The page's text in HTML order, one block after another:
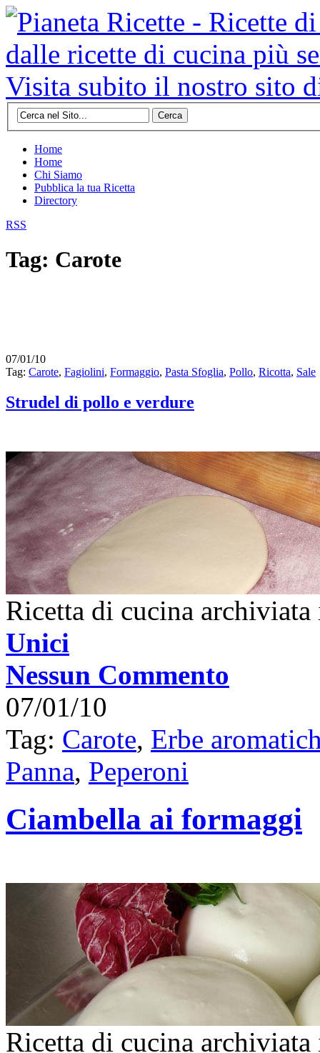
Cerca
Home
Home
Chi Siamo
Pubblica la tua Ricetta
Directory
RSS
Tag: Carote
07/01/10
Tag: Carote, Fagiolini, Formaggio, Pasta Sfoglia, Pollo, Ricotta, Sale
Strudel di pollo e verdure
Ricetta di cucina
Unici
Nessun Commento
07/01/10
Tag: Carote, Erbe
Panna, Peperoni
Ciambella ai formaggi
Ricetta di cucina